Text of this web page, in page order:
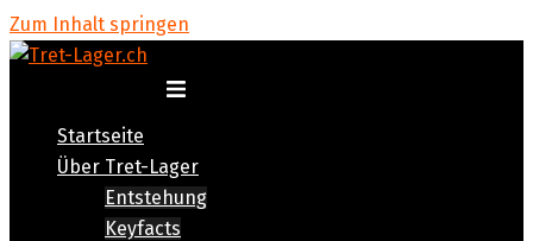
Zum Inhalt springen
Startseite
Über Tret-Lager
Entstehung
Keyfacts